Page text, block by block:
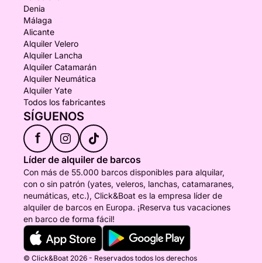
Denia
Málaga
Alicante
Alquiler Velero
Alquiler Lancha
Alquiler Catamarán
Alquiler Neumática
Alquiler Yate
Todos los fabricantes
SÍGUENOS
f
Líder de alquiler de barcos
Con más de 55.000 barcos disponibles para alquilar,
con o sin patrón (yates, veleros, lanchas, catamaranes,
neumáticas, etc.), Click&Boat es la empresa líder de
alquiler de barcos en Europa. ¡Reserva tus vacaciones
en barco de forma fácil!
© Click&Boat 2026 - Reservados todos los derechos